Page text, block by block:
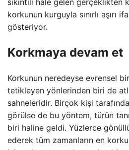
sıkıntılı hale gelen
korkunun kurguyla sınırlı aşırı
gösteriyor.
Korkmaya devam et
Korkunun neredeyse evrensel
tetikleyen yönlerinden biri de
sahneleridir. Birçok kişi
görülse de bu yöntem, türün
biri haline geldi. Yüzlerce
ederek tüm zamanların en